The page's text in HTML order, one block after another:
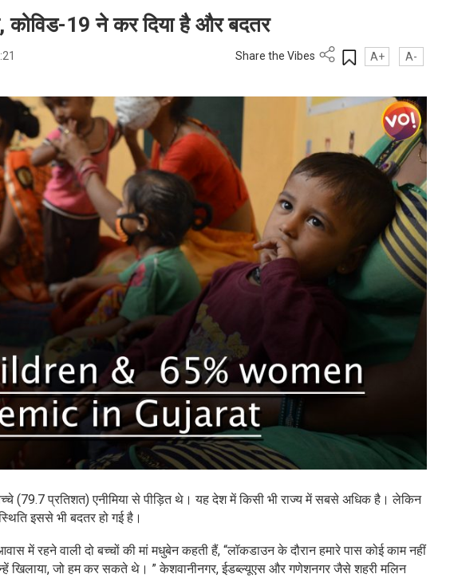
कोविड-19 ने कर दिया है और बदतर
Share the Vibes A+ A-
(79.7 प्रतिशत) एनीमिया से पीड़ित थे। यह देश में किसी भी राज्य में सबसे अधिक है। लेकिन
इससे भी बदतर हो गई है।
में रहने वाली दो बच्चों की मां मधुबेन कहती हैं, “लॉकडाउन के दौरान हमारे पास कोई काम नहीं
खिलाया, जो हम कर सकते थे। ” केशवानीनगर, ईडब्ल्यूएस और गणेशनगर जैसे शहरी मलिन